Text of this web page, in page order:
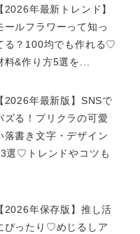
【2026年最新トレンド】
ールフラワーって知っ
る？100均でも作れる♡
料&作り方5選を...
【2026年最新版】SNSで
ズる！プリクラの可愛
落書き文字・デザイン
選♡トレンドやコツも
【2026年保存版】推し活
ぴったり♡めじるしア